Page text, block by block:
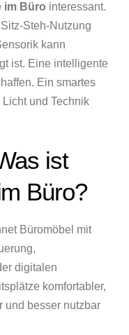
im Büro interessant.
Steh-Nutzung
kann
ist. Eine intelligente
Ein smartes
und Technik
ist
Büro?
Büromöbel mit
digitalen
komfortabler,
und besser nutzbar